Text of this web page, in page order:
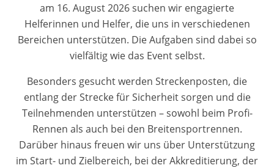
am 16. August 2026 suchen wir engagierte
Helferinnen und Helfer, die uns in verschiedenen
Bereichen unterstützen. Die Aufgaben sind dabei so
vielfältig wie das Event selbst.
Besonders gesucht werden Streckenposten, die
entlang der Strecke für Sicherheit sorgen und die
Teilnehmenden unterstützen – sowohl beim Profi-
Rennen als auch bei den Breitensportrennen.
Darüber hinaus freuen wir uns über Unterstützung
im Start- und Zielbereich, bei der Akkreditierung, der